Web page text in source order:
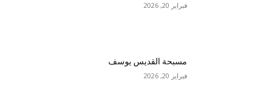
فبراير 20, 2026
مسبحة القديس يوسف
فبراير 20, 2026